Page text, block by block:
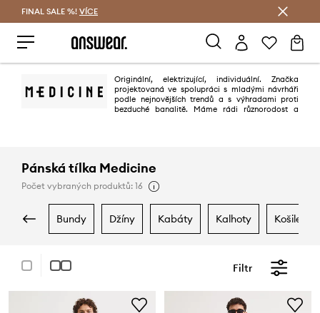
FINAL SALE %! VÍCE
Originální, elektrizující, individuální. Značka
projektovaná ve spolupráci s mladými návrháři
podle nejnovějších trendů a s výhradami proti
bezduché banalitě. Máme rádi různorodost a
Pánská tílka Medicine
Počet vybraných produktů: 16
bundy džíny kabáty kalhoty košile
Filtr